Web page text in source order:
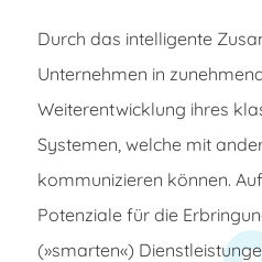
Durch das intelligente
Unternehmen in
Weiterentwicklung ihres
Systemen, welche mit
kommunizieren können.
Potenziale für die
(»smarten«)